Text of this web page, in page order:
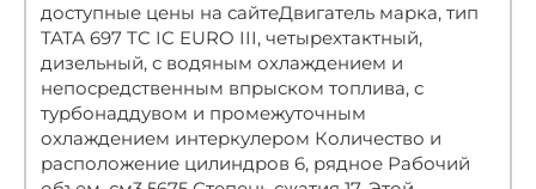
доступные цены на сайтеДвигатель марка, тип
ТАТА 697 TC IC EURO III, четырехтактный,
дизельный, с водяным охлаждением и
непосредственным впрыском топлива, с
турбонаддувом и промежуточным
охлаждением интеркулером Количество и
расположение цилиндров 6, рядное Рабочий